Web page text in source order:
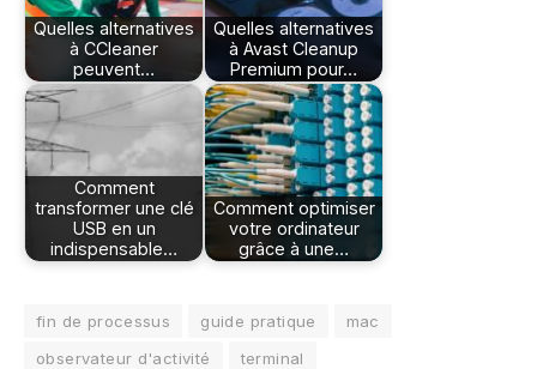
Quelles alternatives
à CCleaner
peuvent…
Quelles alternatives
à Avast Cleanup
Premium pour…
Comment
transformer une clé
USB en un
indispensable…
Comment optimiser
votre ordinateur
grâce à une…
fin de processus guide pratique
mac
observateur d'activité
terminal